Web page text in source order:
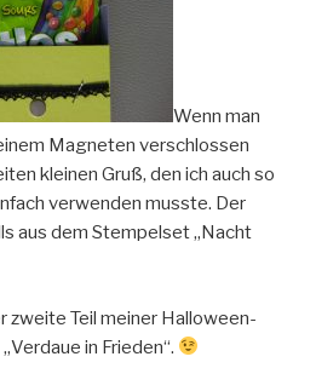
Wenn man
Magneten verschlossen
kleinen Gruß, den ich auch so
verwenden musste. Der
aus dem Stempelset „Nacht
zweite Teil meiner Halloween-
in Frieden“.